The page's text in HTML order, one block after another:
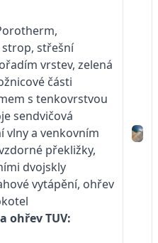
střešní
vrstev, zelená
části
s tenkovrstvou
sendvičová
vlny a venkovním
překližky,
dvojskly
vytápění, ohřev
ohřev TUV: